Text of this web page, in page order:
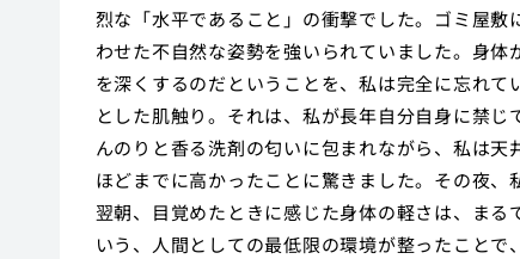
烈な「水平であること」の衝撃でした。ゴミ屋
わせた不自然な姿勢を強いられていました。身
を深くするのだということを、私は完全に忘れ
とした肌触り。それは、私が長年自分自身に禁
んのりと香る洗剤の匂いに包まれながら、私は
ほどまでに高かったことに驚きました。その夜、
翌朝、目覚めたときに感じた身体の軽さは、ま
いう、人間としての最低限の環境が整ったこと